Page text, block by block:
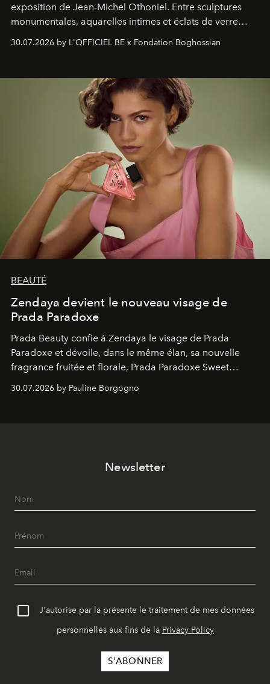
exposition de Jean-Michel Othoniel. Entre sculptures
monumentales, aquarelles intimes et éclats de verre
émotionnel où chaque œuvre devient le souvenir
émerveillement.
30.07.2026 by L'OFFICIEL BE x Fondation Boghossian
BEAUTÉ
Zendaya devient le nouveau visage de
Prada Paradoxe
Prada Beauty confie à Zendaya le visage de Prada
Paradoxe et dévoile, dans le même élan, sa nouvelle
fragrance fruitée et florale, Prada Paradoxe Sweet
30.07.2026 by Pauline Borgogno
Newsletter
J'autorise par la présente le traitement de mes données
personnelles aux fins de la Privacy Policy